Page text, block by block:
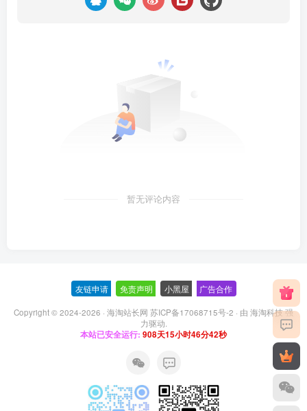
暂无评论内容
友链申请 免责声明 小黑屋 广告合作
Copyright © 2024-2026 · 海淘站长网 苏ICP备17068715号-2 · 由 海淘科技强
力驱动.
本站已安全运行: 908天15小时46分43秒